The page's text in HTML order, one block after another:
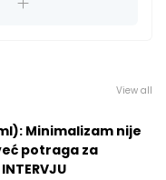
View all
Minimalizam nije
potraga za